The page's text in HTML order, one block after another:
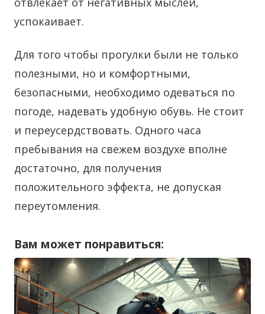
успокаивает.
Для того чтобы прогулки были не только
полезными, но и комфортными,
безопасными, необходимо одеваться по
погоде, надевать удобную обувь. Не стоит
и переусердствовать. Одного часа
пребывания на свежем воздухе вполне
достаточно, для получения
положительного эффекта, не допуская
переутомления.
Вам может понравиться: